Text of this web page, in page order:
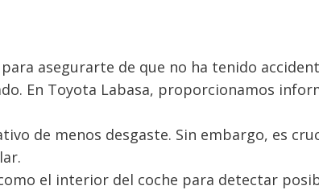
asegurarte de que no ha tenido
En Toyota Labasa, proporcionamos
de menos desgaste. Sin embargo, es
el interior del coche para detectar